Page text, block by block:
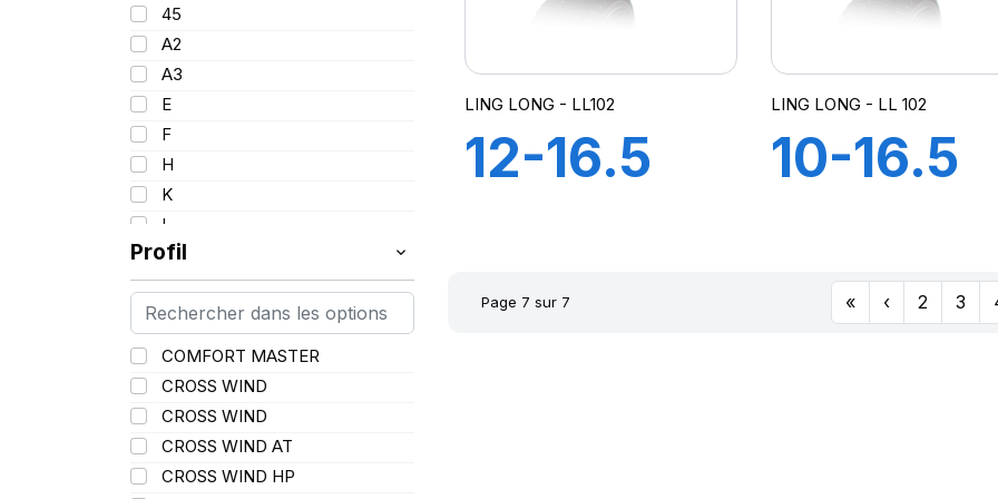
96
97
98
99
100
101
102
102/100
103
104
104/102
105
106
106/104
107
107/103
17.5
18
19
20
21
22.5
25
45
A2
A3
E
F
H
K
L
M
N
P
Q
R
S
T
V
Profil
COMFORT MASTER
CROSS WIND
CROSS WIND
CROSS WIND AT
CROSS WIND HP
LING LONG - LL102
12-16.5
LL102
LING LONG - LL 102
10-16.5
LL 102
Page 7 sur 7 « ‹ 2 3